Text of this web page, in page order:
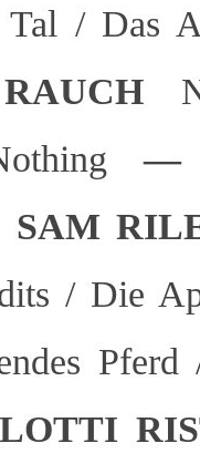
/ Das
—
/ Die